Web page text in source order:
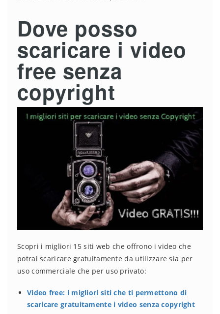
Dove posso
scaricare i video
free senza
copyright
Scopri i migliori 15 siti web che offrono i video che
potrai scaricare gratuitamente da utilizzare sia per
uso commerciale che per uso privato:
Video free: i migliori siti che ti permettono di
scaricare gratuitamente i video senza copyright